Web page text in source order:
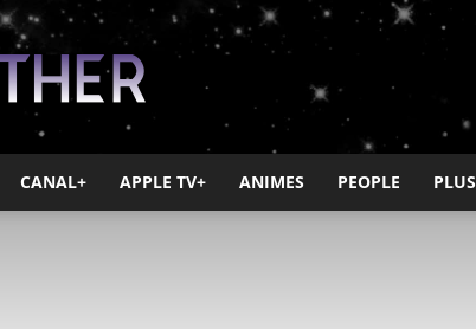
Ayther
CANAL+ APPLE TV+ ANIMES PEOPLE PLUS